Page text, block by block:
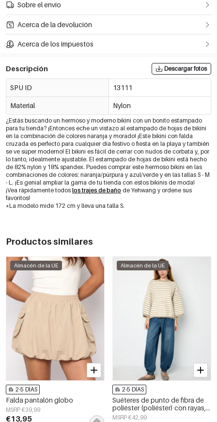
Sobre el envío
Acerca de la devolución
Acerca de los impuestos
Descripción Descargar fotos
SPU ID 13111
Material Nylon
¿Estás buscando un hermoso y moderno bikini con un bonito estampado
para tu tienda? ¡Entonces eche un vistazo al estampado de hojas de bikini
en la combinación de colores naranja y morado! ¡Este bikini con falda
cruzada es perfecto para cualquier día festivo o fiesta en la playa y también
se ve súper moderno! El bikini es fácil de cerrar con nudos de corbata y, por
lo tanto, idealmente ajustable. El estampado de hojas de bikini está hecho
de 82% nylon y 18% spandex. Puedes comprar este hermoso bikini en las
combinaciones de colores: naranja/púrpura y azul/verde y en las tallas S - M
- L. ¡Es genial ampliar la gama de tu tienda con estos bikinis de moda!
¡Vea rápidamente todos los trajes de baño de Yehwang y ordene sus
favoritos!
*La modelo mide 172 cm y lleva una talla S.
Productos similares
Almacén de la UE
2-5 DÍAS
Falda pantalón globo
MSRP €39,99
€13,95
Almacén de la UE
2-5 DÍAS
Suéteres de punto de fibra de
poliéster (poliéster) con rayas,
ropa casual de otoño/invierno
MSRP €42,99